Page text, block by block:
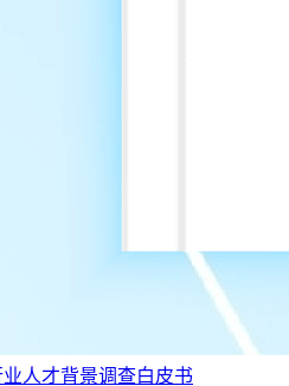
业人才背景调查白皮书